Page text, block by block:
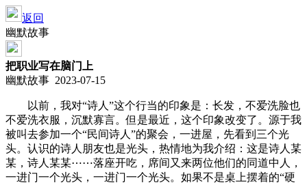
返回
幽默故事
把职业写在脑门上
幽默故事 2023-07-15
以前，我对“诗人”这个行当的印象是：长发，不爱洗脸也
不爱洗衣服，沉默寡言。但是最近，这个印象改变了。源于我
被叫去参加一个“民间诗人”的聚会，一进屋，先看到三个光
头。认识的诗人朋友也是光头，热情地为我介绍：这是诗人某
某，诗人某某⋯⋯落座开吃，席间又来两位他们的同道中人，
一进门一个光头，一进门一个光头。如果不是桌上摆着的“硬